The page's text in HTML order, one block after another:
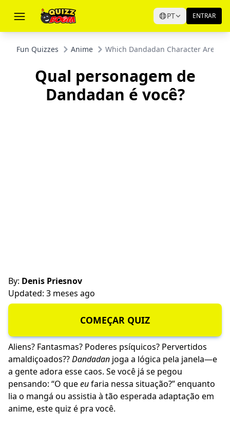
PT ENTRAR
Fun Quizzes Anime Which Dandadan Character Are
Qual personagem de
Dandadan é você?
By: Denis Priesnov
Updated: 3 meses ago
COMEÇAR QUIZ
Aliens? Fantasmas? Poderes psíquicos? Pervertidos
amaldiçoados??Dandadan joga a lógica pela janela—e
a gente adora esse caos. Se você já se pegou
pensando: “O queeufaria nessa situação?” enquanto
lia o mangá ou assistia à tão esperada adaptação em
anime, este quiz é pra você.